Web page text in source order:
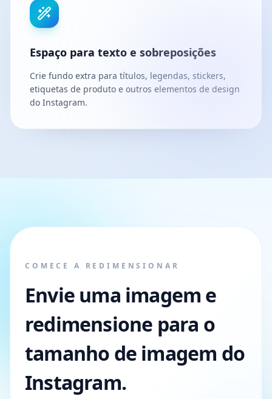
Espaço para texto e sobreposições
Crie fundo extra para títulos, legendas, stickers,
etiquetas de produto e outros elementos de design
do Instagram.
COMECE A REDIMENSIONAR
Envie uma imagem e
redimensione para o
tamanho de imagem do
Instagram.